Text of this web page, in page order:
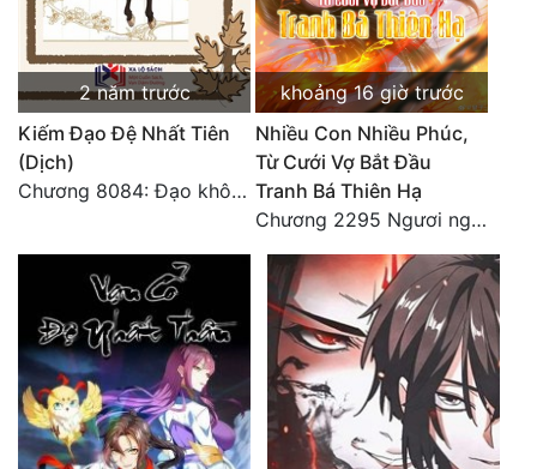
2 năm trước
Kiếm Đạo Đệ Nhất Tiên
(Dịch)
Chương 8084: Đạo không bờ bến (Đại kết cục) (10)
khoảng 16 giờ trước
Nhiều Con Nhiều Phúc,
Từ Cưới Vợ Bắt Đầu
Tranh Bá Thiên Hạ
Chương 2295 Ngươi nghĩ chuyện Đại Viêm tiên triều làm có thể giấu được thiên hạ sao?